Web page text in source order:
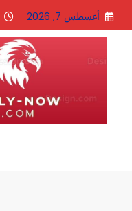
التجاوز
المحتوى
أغسطس 7, 2026